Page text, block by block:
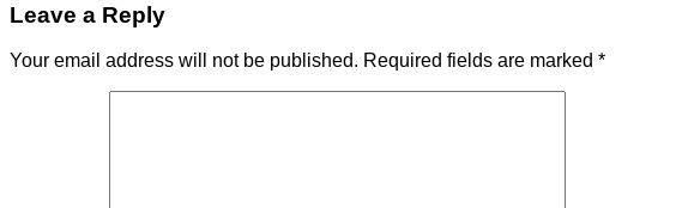
Leave a Reply
Your email address will not be published. Required fields are marked *